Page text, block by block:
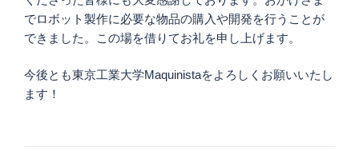
でロボット製作に必要な物品の購入や開発を行うことが
できました。この場を借りてお礼を申し上げます。
今後とも東京工業大学Maquinistaをよろしくお願いいたし
ます！